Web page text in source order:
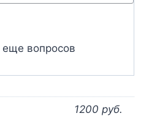
еще вопросов
1200 руб.